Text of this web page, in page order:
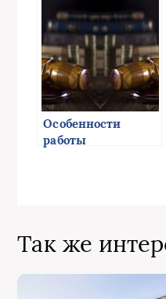
Особенности
работы
Так же